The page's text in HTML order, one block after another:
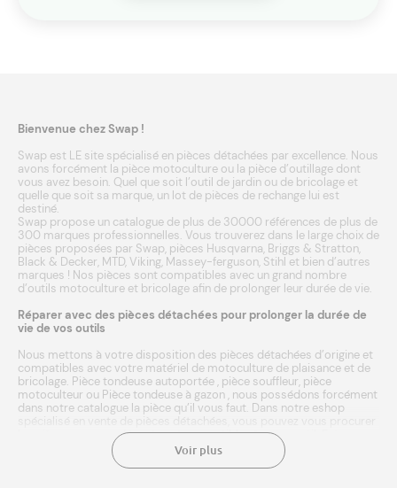
Bienvenue chez Swap !
Swap est LE site spécialisé en pièces détachées par excellence. Nous
avons forcément la pièce motoculture ou la pièce d’outillage dont
vous avez besoin. Quel que soit l’outil de jardin ou de bricolage et
quelle que soit sa marque, un lot de pièces de rechange lui est
destiné.
Swap propose un catalogue de plus de 30000 références de plus de
300 marques professionnelles. Vous trouverez dans le large choix de
pièces proposées par Swap, pièces Husqvarna, Briggs & Stratton,
Black & Decker, MTD,Viking, Massey-ferguson, Stihl et bien d’autres
marques ! Nos pièces sont compatibles avec un grand nombre
d’outils motoculture et bricolage afin de prolonger leur durée de vie.
Réparer avec des pièces détachées pour prolonger la durée de
vie de vos outils
Nous mettons à votre disposition des pièces détachées d’origine et
compatibles avec votre matériel de motoculture de plaisance et de
bricolage. Pièce tondeuse autoportée , pièce souffleur, pièce
motoculteur ou Pièce tondeuse à gazon , nous possédons forcément
dans notre catalogue la pièce qu’il vous faut. Dans notre eshop
spécialisé en vente de pièces détachées, vous pouvez vous procurer
les pièces neuves adéquates et compatibles à votre outil. Entrez
simplement la marque ou référence de votre matériel agricole, et
laissez notre moteur de recherche faire le reste ! Une fois
Voir plus